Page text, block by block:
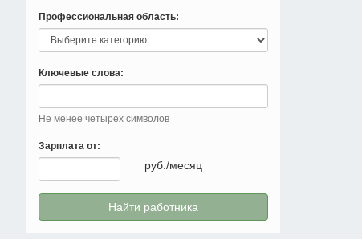
Профессиональная область:
Ключевые слова:
Не менее четырех символов
Зарплата от:
руб./месяц